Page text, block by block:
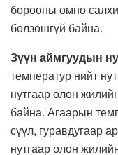
борооны өмнө
болзошгүй байна.
Зүүн аймгуудын
температур нийт
нутгаар олон
байна. Агаарын
сүүл, гуравдугаар
нутгаар олон